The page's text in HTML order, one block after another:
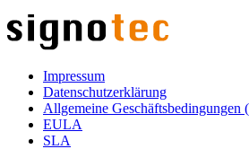
Impressum
Datenschutzerklärung
Allgemeine Geschäftsbedingungen
EULA
SLA